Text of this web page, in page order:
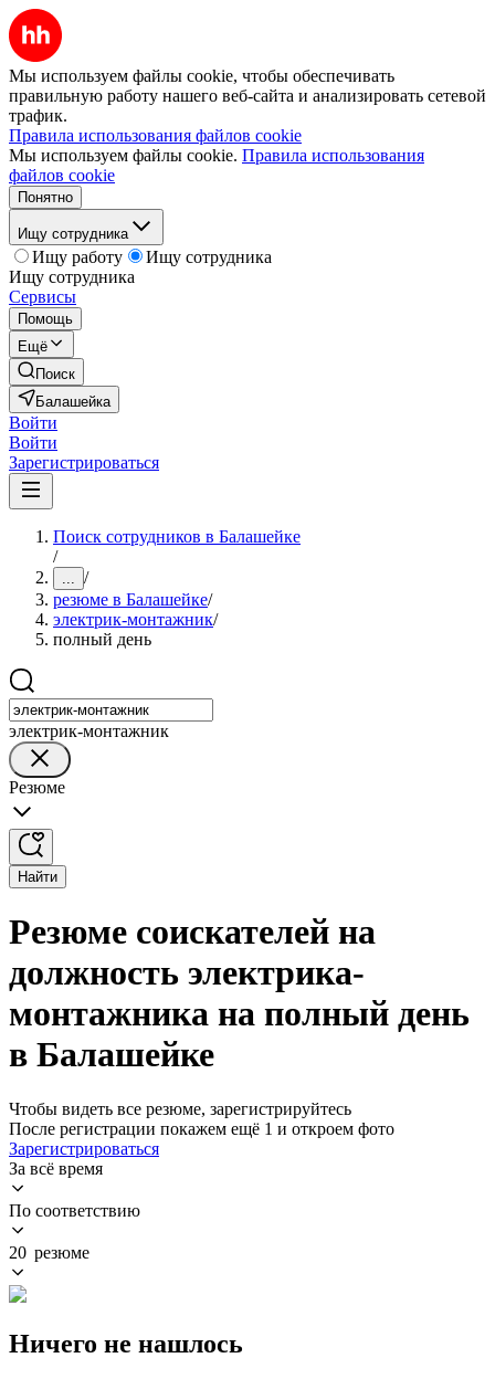
Мы используем файлы cookie, чтобы обеспечивать
правильную работу нашего веб-сайта и анализировать сетевой
трафик.
Правила использования файлов cookie
Мы используем файлы cookie. Правила использования
файлов cookie
Понятно
Ищу сотрудника
Ищу работу
Ищу сотрудника
Ищу сотрудника
Сервисы
Помощь
Ещё
Поиск
Балашейка
Войти
Войти
Зарегистрироваться
Поиск сотрудников в Балашейке
/
... /
резюме в Балашейке/
электрик-монтажник/
полный день
электрик-монтажник
Резюме
Найти
Резюме соискателей на
должность электрика-
монтажника на полный день
в Балашейке
Чтобы видеть все резюме, зарегистрируйтесь
После регистрации покажем ещё 1 и откроем фото
Зарегистрироваться
За всё время
По соответствию
20 резюме
Ничего не нашлось